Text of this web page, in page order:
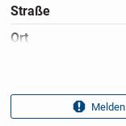
Straße
Ort
Anzeigen­datum
Anzeigen­kennung
Melden